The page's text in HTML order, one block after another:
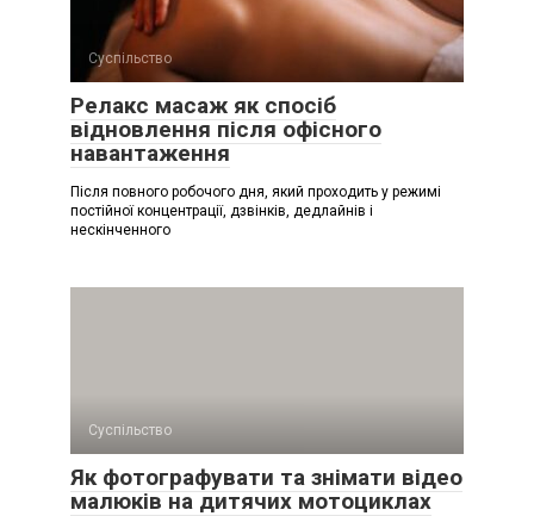
Суспільство
Релакс масаж як спосіб
відновлення після офісного
навантаження
Після повного робочого дня, який проходить у режимі
постійної концентрації, дзвінків, дедлайнів і
нескінченного
Суспільство
Як фотографувати та знімати відео
малюків на дитячих мотоциклах